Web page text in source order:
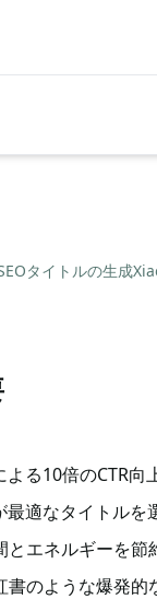
タイトルの生成
よる10倍のCTR向
最適なタイトルを
とエネルギーを節
書のような爆発的